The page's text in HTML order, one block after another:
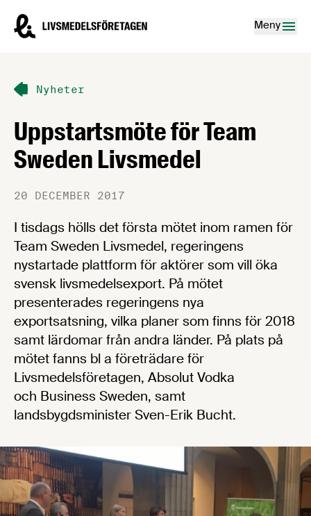
Livsmedelsföretagen – till startsidan
Meny
Nyheter
Uppstartsmöte för Team
Sweden Livsmedel
20 DECEMBER 2017
I tisdags hölls det första mötet inom ramen för
Team Sweden Livsmedel, regeringens
nystartade plattform för aktörer som vill öka
svensk livsmedelsexport. På mötet
presenterades regeringens nya
exportsatsning, vilka planer som finns för 2018
samt lärdomar från andra länder. På plats på
mötet fanns bl a företrädare för
Livsmedelsföretagen, Absolut Vodka
och Business Sweden, samt
landsbygdsminister Sven-Erik Bucht.